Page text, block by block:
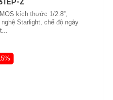
kích thước 1/2.8”,
Starlight, chế độ ngày